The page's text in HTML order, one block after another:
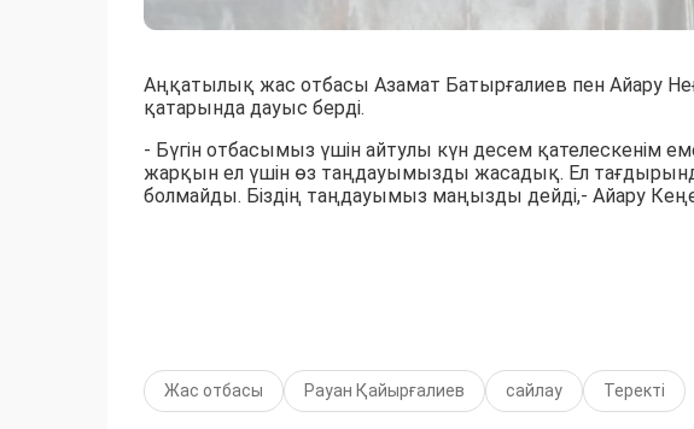
Аңқатылық жас отбасы Азамат Батырғалиев пен Айару
қатарында дауыс берді.
- Бүгін отбасымыз үшін айтулы күн десем қателескенім
жарқын ел үшін өз таңдауымызды жасадық. Ел
болмайды. Біздің таңдауымыз маңызды дейді,- Айару
Жас отбасы Рауан Қайырғалиев сайлау Теректі